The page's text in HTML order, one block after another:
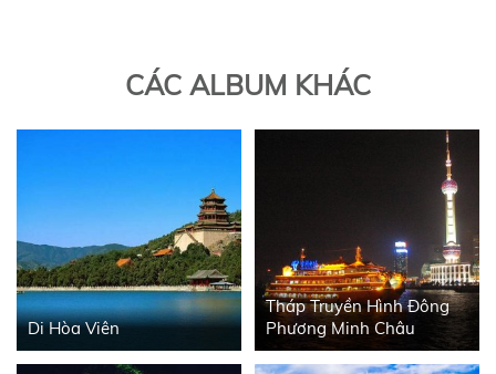
CÁC ALBUM KHÁC
Di Hòa Viên
Tháp Truyền Hình Đông
Phương Minh Châu